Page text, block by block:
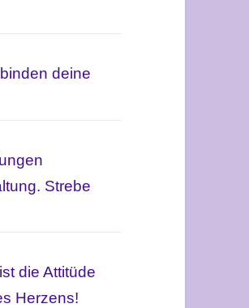
deine
Strebe
die Attitüde
Herzens!